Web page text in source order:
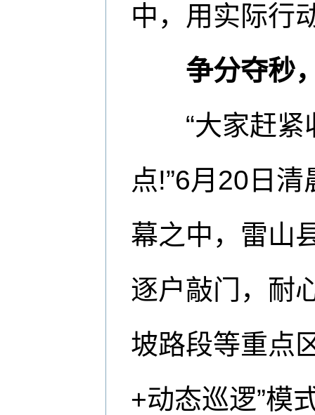
中，用实际行
争分夺秒
“大家赶紧
点!”6月20日
幕之中，雷山
逐户敲门，耐
坡路段等重点
+动态巡逻”模